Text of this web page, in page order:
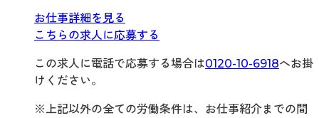
お仕事詳細を見る
こちらの求人に応募する
この求人に電話で応募する場合は0120-10-6918へお掛
けください。
※上記以外の全ての労働条件は、お仕事紹介までの間